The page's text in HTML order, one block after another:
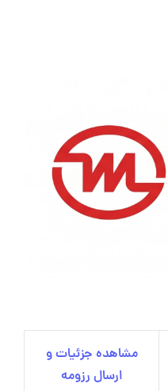
مشاهده جزئیات و
ارسال رزومه